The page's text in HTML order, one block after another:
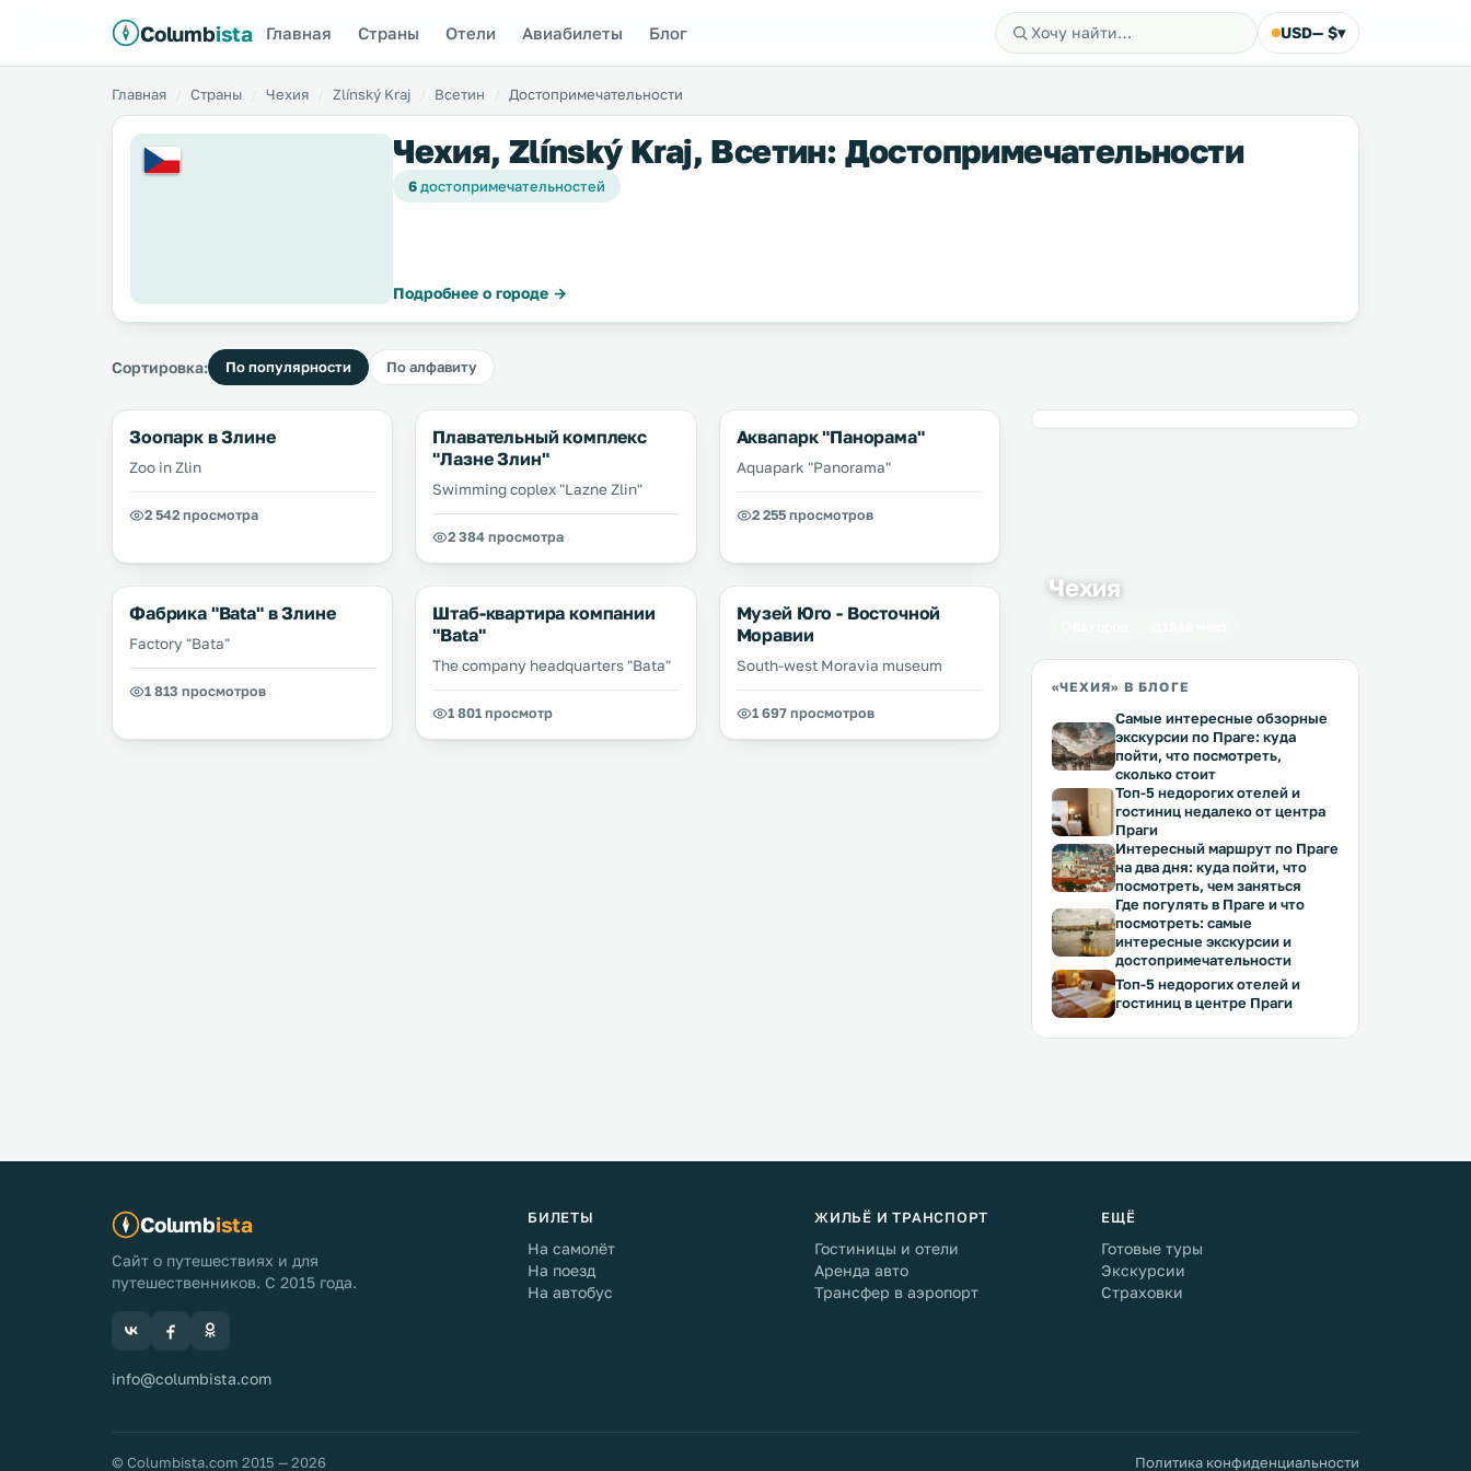
Columbista Главная Страны Отели Авиабилеты Блог USD— $▾
Главная Страны Чехия Zlínský Kraj Всетин Достопримечательности
Чехия, Zlínský Kraj, Всетин: Достопримечательности
6достопримечательностей
Подробнее о городе →
Сортировка: По популярности По алфавиту
Зоопарк в Злине
Zoo in Zlin
2 542 просмотра
Плавательный комплекс
"Лазне Злин"
Swimming coplex "Lazne Zlin"
2 384 просмотра
Аквапарк "Панорама"
Aquapark "Panorama"
2 255 просмотров
Фабрика "Bata" в Злине
Factory "Bata"
1 813 просмотров
Штаб-квартира компании
"Bata"
The company headquarters "Bata"
1 801 просмотр
Музей Юго - Восточной
Моравии
South-west Moravia museum
1 697 просмотров
Чехия
«ЧЕХИЯ» В БЛОГЕ
Самые интересные обзорные
экскурсии по Праге: куда
пойти, что посмотреть,
сколько стоит
Топ-5 недорогих отелей и
гостиниц недалеко от центра
Праги
Интересный маршрут по Праге
на два дня: куда пойти, что
посмотреть, чем заняться
Где погулять в Праге и что
посмотреть: самые
интересные экскурсии и
достопримечательности
Топ-5 недорогих отелей и
гостиниц в центре Праги
Columbista
Сайт о путешествиях и для
путешественников. С 2015 года.
info@columbista.com
БИЛЕТЫ
На самолёт
На поезд
На автобус
ЖИЛЬЁ И ТРАНСПОРТ
Гостиницы и отели
Аренда авто
Трансфер в аэропорт
ЕЩЁ
Готовые туры
Экскурсии
Страховки
© Columbista.com 2015 — 2026 Политика конфиденциальности